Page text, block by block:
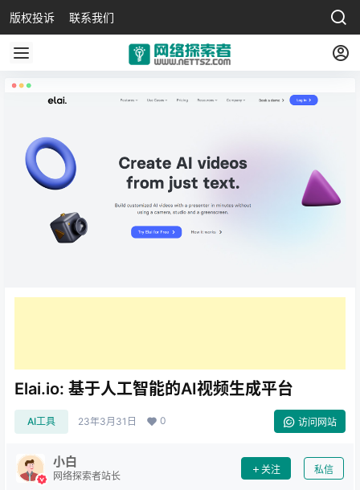
版权投诉 联系我们
Elai.io: 基于人工智能的AI视频生成平台
AI工具 23年3月31日 0 访问网站
小白
网络探索者站长
关注 私信